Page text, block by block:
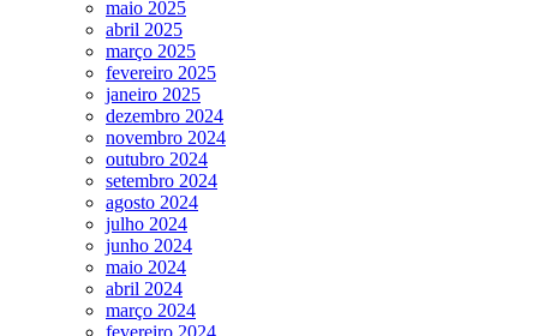
maio 2025
abril 2025
março 2025
fevereiro 2025
janeiro 2025
dezembro 2024
novembro 2024
outubro 2024
setembro 2024
agosto 2024
julho 2024
junho 2024
maio 2024
abril 2024
março 2024